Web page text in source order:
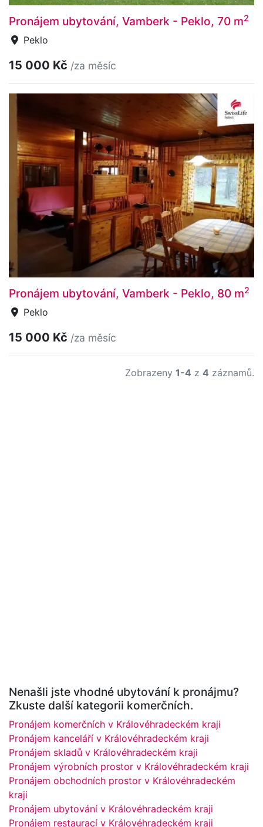
Pronájem ubytování, Vamberk - Peklo, 70 m2
Peklo
15 000 Kč /za měsíc
Pronájem ubytování, Vamberk - Peklo, 80 m2
Peklo
15 000 Kč /za měsíc
Zobrazeny 1-4 z 4 záznamů.
Nenašli jste vhodné ubytování k pronájmu?
Zkuste další kategorii komerčních.
Pronájem komerčních v Královéhradeckém kraji
Pronájem kanceláří v Královéhradeckém kraji
Pronájem skladů v Královéhradeckém kraji
Pronájem výrobních prostor v Královéhradeckém kraji
Pronájem obchodních prostor v Královéhradeckém
kraji
Pronájem ubytování v Královéhradeckém kraji
Pronájem restaurací v Královéhradeckém kraji